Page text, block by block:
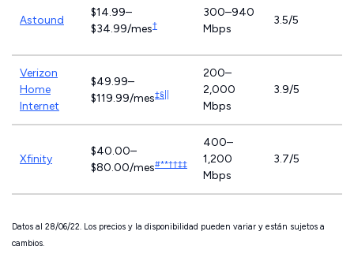
Astound
$14.99–
$34.99/mes†
300–940
Mbps
3.5/5
Verizon
Home
Internet
$49.99–
$119.99/mes‡§||
200–
2,000
Mbps
3.9/5
Xfinity
$40.00–
$80.00/mes#**††‡‡
400–
1,200
Mbps
3.7/5
Datos al 28/06/22. Los precios y la disponibilidad pueden variar y están sujetos a
cambios.